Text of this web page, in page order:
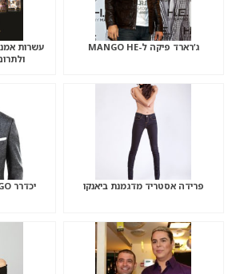
ג’רארד פיקה ל-MANGO HE
עשרות
פרידה אסטריד מדגמנת ביאנקו יכדרר MANGO – ג’רארד פיקה